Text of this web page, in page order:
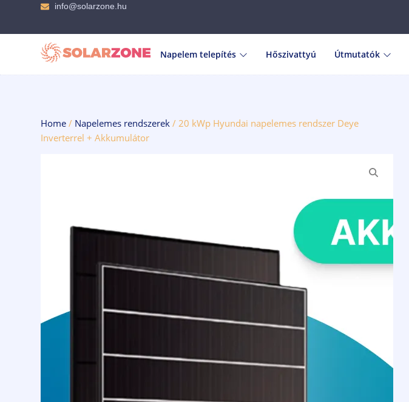
info@solarzone.hu
Napelem telepítés Hőszivattyú Útmutatók
Home / Napelemes rendszerek / 20 kWp Hyundai napelemes rendszer Deye
Inverterrel + Akkumulátor